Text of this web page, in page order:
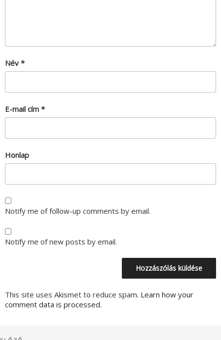
Név *
E-mail cím *
Honlap
Notify me of follow-up comments by email.
Notify me of new posts by email.
This site uses Akismet to reduce spam. Learn how your
comment data is processed.